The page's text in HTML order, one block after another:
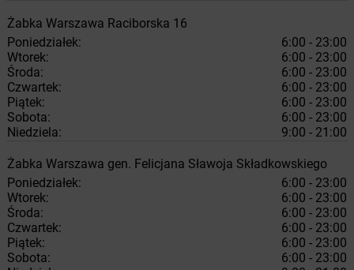
Żabka Warszawa Raciborska 16
Poniedziałek:
6:00 - 23:00
Wtorek:
6:00 - 23:00
Środa:
6:00 - 23:00
Czwartek:
6:00 - 23:00
Piątek:
6:00 - 23:00
Sobota:
6:00 - 23:00
Niedziela:
9:00 - 21:00
Żabka Warszawa gen. Felicjana Sławoja Składkowskiego
Poniedziałek:
6:00 - 23:00
Wtorek:
6:00 - 23:00
Środa:
6:00 - 23:00
Czwartek:
6:00 - 23:00
Piątek:
6:00 - 23:00
Sobota:
6:00 - 23:00